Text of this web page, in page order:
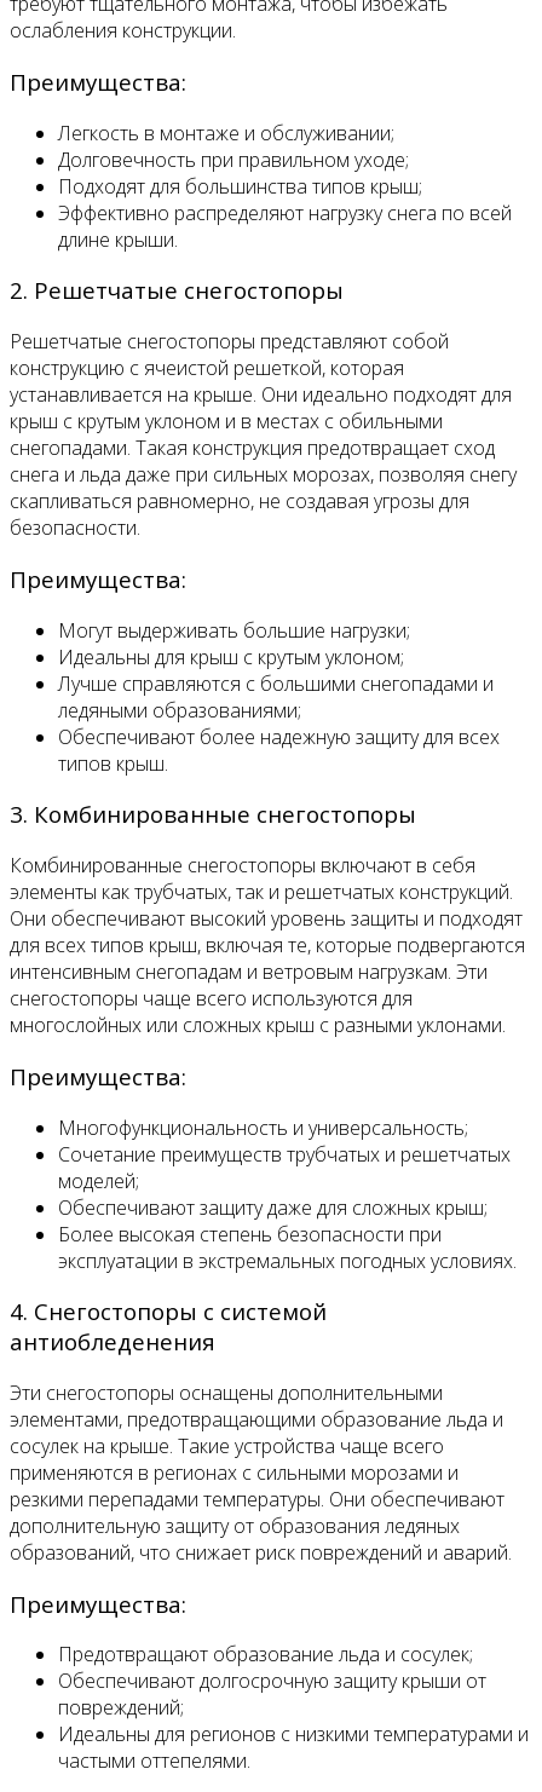
ослабления конструкции.
Преимущества:
Легкость в монтаже и обслуживании;
Долговечность при правильном уходе;
Подходят для большинства типов крыш;
Эффективно распределяют нагрузку снега по всей
длине крыши.
2. Решетчатые снегостопоры
Решетчатые снегостопоры представляют собой
конструкцию с ячеистой решеткой, которая
устанавливается на крыше. Они идеально подходят для
крыш с крутым уклоном и в местах с обильными
снегопадами. Такая конструкция предотвращает сход
снега и льда даже при сильных морозах, позволяя снегу
скапливаться равномерно, не создавая угрозы для
безопасности.
Преимущества:
Могут выдерживать большие нагрузки;
Идеальны для крыш с крутым уклоном;
Лучше справляются с большими снегопадами и
ледяными образованиями;
Обеспечивают более надежную защиту для всех
типов крыш.
3. Комбинированные снегостопоры
Комбинированные снегостопоры включают в себя
элементы как трубчатых, так и решетчатых конструкций.
Они обеспечивают высокий уровень защиты и подходят
для всех типов крыш, включая те, которые подвергаются
интенсивным снегопадам и ветровым нагрузкам. Эти
снегостопоры чаще всего используются для
многослойных или сложных крыш с разными уклонами.
Преимущества:
Многофункциональность и универсальность;
Сочетание преимуществ трубчатых и решетчатых
моделей;
Обеспечивают защиту даже для сложных крыш;
Более высокая степень безопасности при
эксплуатации в экстремальных погодных условиях.
4. Снегостопоры с системой
антиобледенения
Эти снегостопоры оснащены дополнительными
элементами, предотвращающими образование льда и
сосулек на крыше. Такие устройства чаще всего
применяются в регионах с сильными морозами и
резкими перепадами температуры. Они обеспечивают
дополнительную защиту от образования ледяных
образований, что снижает риск повреждений и аварий.
Преимущества:
Предотвращают образование льда и сосулек;
Обеспечивают долгосрочную защиту крыши от
повреждений;
Идеальны для регионов с низкими температурами и
частыми оттепелями.